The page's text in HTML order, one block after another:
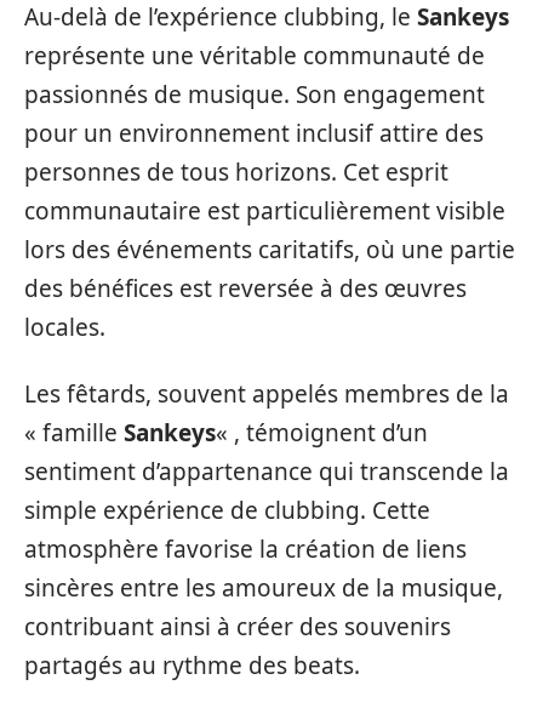
Au-delà de l’expérience clubbing, le Sankeys
représente une véritable communauté de
passionnés de musique. Son engagement
pour un environnement inclusif attire des
personnes de tous horizons. Cet esprit
communautaire est particulièrement visible
lors des événements caritatifs, où une partie
des bénéfices est reversée à des œuvres
locales.
Les fêtards, souvent appelés membres de la
« famille Sankeys« , témoignent d’un
sentiment d’appartenance qui transcende la
simple expérience de clubbing. Cette
atmosphère favorise la création de liens
sincères entre les amoureux de la musique,
contribuant ainsi à créer des souvenirs
partagés au rythme des beats.